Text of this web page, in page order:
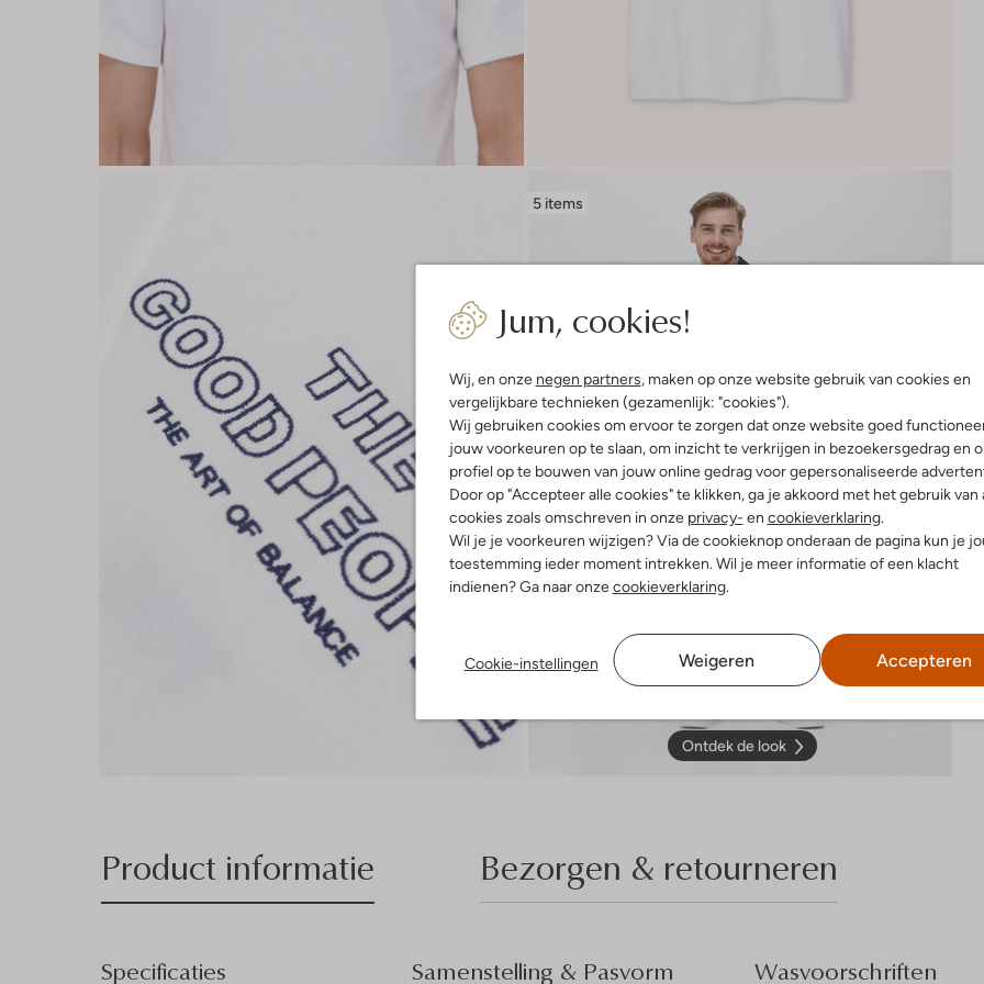
Jum, cookies!
Wij, en onze negen partners, maken op onze website gebruik van cookies en
vergelijkbare technieken (gezamenlijk: "cookies").
Wij gebruiken cookies om ervoor te zorgen dat onze website goed
jouw voorkeuren op te slaan, om inzicht te verkrijgen in bezoekersgedrag en
profiel op te bouwen van jouw online gedrag voor gepersonaliseerde
Door op "Accepteer alle cookies" te klikken, ga je akkoord met het gebruik van
cookies zoals omschreven in onze privacy- en cookieverklaring.
Wil je je voorkeuren wijzigen? Via de cookieknop onderaan de pagina kun je
toestemming ieder moment intrekken. Wil je meer informatie of een klacht
indienen? Ga naar onzecookieverklaring.
Cookie-instellingen Weigeren Accepteren
5 items
Ontdek de look
Product informatie Bezorgen & retourneren
Specificaties Samenstelling & Pasvorm Wasvoorschriften